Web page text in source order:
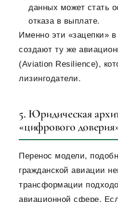
данных может стать
отказа в выплате.
Именно эти «зацепки» в
создают ту же
(Aviation Resilience),
лизингодатели.
5. Юридическая
«цифрового
Перенос модели,
гражданской авиации
трансформации
авиационной сфере.